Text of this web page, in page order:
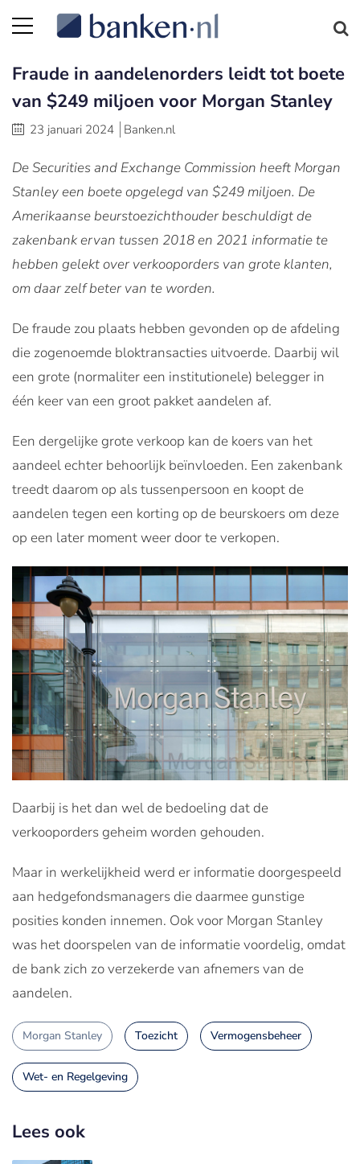
Fraude in aandelenorders leidt tot boete
van $249 miljoen voor Morgan Stanley
23 januari 2024 Banken.nl
De Securities and Exchange Commission heeft Morgan
Stanley een boete opgelegd van $249 miljoen. De
Amerikaanse beurstoezichthouder beschuldigt de
zakenbank ervan tussen 2018 en 2021 informatie te
hebben gelekt over verkooporders van grote klanten,
om daar zelf beter van te worden.
De fraude zou plaats hebben gevonden op de afdeling
die zogenoemde bloktransacties uitvoerde. Daarbij wil
een grote (normaliter een institutionele) belegger in
één keer van een groot pakket aandelen af.
Een dergelijke grote verkoop kan de koers van het
aandeel echter behoorlijk beïnvloeden. Een zakenbank
treedt daarom op als tussenpersoon en koopt de
aandelen tegen een korting op de beurskoers om deze
op een later moment weer door te verkopen.
Daarbij is het dan wel de bedoeling dat de
verkooporders geheim worden gehouden.
Maar in werkelijkheid werd er informatie doorgespeeld
aan hedgefondsmanagers die daarmee gunstige
posities konden innemen. Ook voor Morgan Stanley
was het doorspelen van de informatie voordelig, omdat
de bank zich zo verzekerde van afnemers van de
aandelen.
Morgan Stanley Toezicht Vermogensbeheer
Wet- en Regelgeving
Lees ook